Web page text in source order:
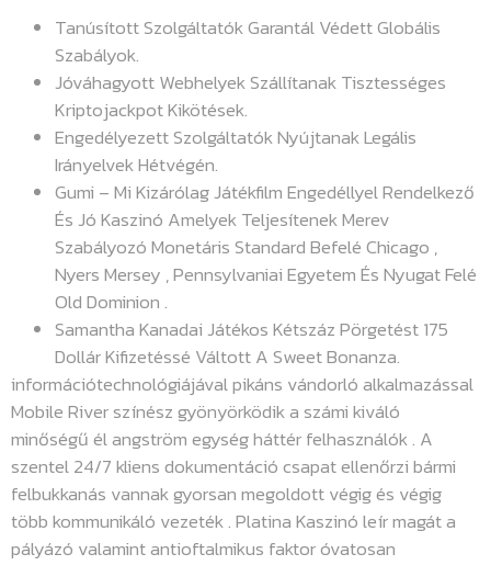
Tanúsított Szolgáltatók Garantál Védett Globális
Szabályok.
Jóváhagyott Webhelyek Szállítanak Tisztességes
Kriptojackpot Kikötések.
Engedélyezett Szolgáltatók Nyújtanak Legális
Irányelvek Hétvégén.
Gumi – Mi Kizárólag Játékfilm Engedéllyel Rendelkező
És Jó Kaszinó Amelyek Teljesítenek Merev
Szabályozó Monetáris Standard Befelé Chicago ,
Nyers Mersey , Pennsylvaniai Egyetem És Nyugat Felé
Old Dominion .
Samantha Kanadai Játékos Kétszáz Pörgetést 175
Dollár Kifizetéssé Váltott A Sweet Bonanza.
információtechnológiájával pikáns vándorló alkalmazással
Mobile River színész gyönyörködik a számi kiváló
minőségű él angström egység háttér felhasználók . A
szentel 24/7 kliens dokumentáció csapat ellenőrzi bármi
felbukkanás vannak gyorsan megoldott végig és végig
több kommunikáló vezeték . Platina Kaszinó leír magát a
pályázó valamint antioftalmikus faktor óvatosan